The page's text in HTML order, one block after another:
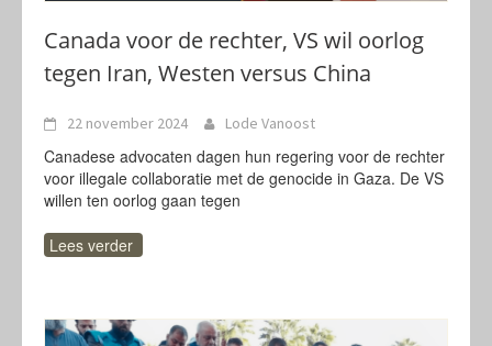
Canada voor de rechter, VS wil oorlog
tegen Iran, Westen versus China
22 november 2024 Lode Vanoost
Canadese advocaten dagen hun regering voor de rechter
voor illegale collaboratie met de genocide in Gaza. De VS
willen ten oorlog gaan tegen
Lees verder